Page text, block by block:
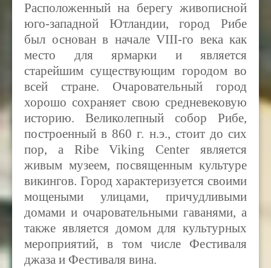
Расположенный на берегу живописной
юго-западной Ютландии, город Рибе
был основан в начале VIII-го века как
место для ярмарки и является
старейшим существующим городом во
всей стране. Очаровательный город
хорошо сохраняет свою средневековую
историю. Великолепный собор Рибе,
построенный в 860 г. н.э., стоит до сих
пор, а Ribe Viking Center является
живым музеем, посвященным культуре
викингов. Город характеризуется своими
мощеными улицами, причудливыми
домами и очаровательными гаванями, а
также является домом для культурных
мероприятий, в том числе Фестиваля
джаза и Фестиваля вина.